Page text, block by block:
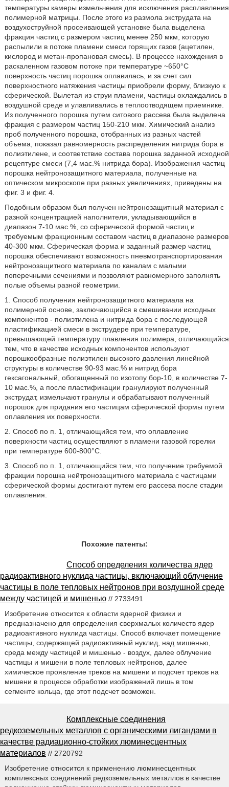
температуры камеры измельчения для исключения расплавления
полимерной матрицы. После этого из размола экструдата на
воздухоструйной просеивающей установке была выделена
фракция частиц с размером частиц менее 250 мкм, которую
распылили в потоке пламени смеси горящих газов (ацетилен,
кислород и метан-пропановая смесь). В процессе нахождения в
раскаленном газовом потоке при температуре ~650°С
поверхность частиц порошка оплавилась, и за счет сил
поверхностного натяжения частицы приобрели форму, близкую к
сферической. Вылетая из струи пламени, частицы охлаждались в
воздушной среде и улавливались в теплоотводящем приемнике.
Из полученного порошка путем ситового рассева была выделена
фракция с размером частиц 150-210 мкм. Химический анализ
проб полученного порошка, отобранных из разных частей
объема, показал равномерность распределения нитрида бора в
полиэтилене, и соответствие состава порошка заданной исходной
рецептуре смеси (7,4 мас.% нитрида бора). Изображения частиц
порошка нейтронозащитного материала, полученные на
оптическом микроскопе при разных увеличениях, приведены на
фиг. 3 и фиг. 4.
Подобным образом был получен нейтронозащитный материал с
разной концентрацией наполнителя, укладывающийся в
диапазон 7-10 мас.%, со сферической формой частиц и
требуемым фракционным составом частиц в диапазоне размеров
40-300 мкм. Сферическая форма и заданный размер частиц
порошка обеспечивают возможность пневмотранспортирования
нейтронозащитного материала по каналам с малыми
поперечными сечениями и позволяют равномерного заполнять
полые объемы разной геометрии.
1. Способ получения нейтронозащитного материала на
полимерной основе, заключающийся в смешивании исходных
компонентов - полиэтилена и нитрида бора с последующей
пластификацией смеси в экструдере при температуре,
превышающей температуру плавления полимера, отличающийся
тем, что в качестве исходных компонентов используют
порошкообразные полиэтилен высокого давления линейной
структуры в количестве 90-93 мас.% и нитрид бора
гексагональный, обогащенный по изотопу бор-10, в количестве 7-
10 мас.%, а после пластификации гранулируют полученный
экструдат, измельчают гранулы и обрабатывают полученный
порошок для придания его частицам сферической формы путем
оплавления их поверхности.
2. Способ по п. 1, отличающийся тем, что оплавление
поверхности частиц осуществляют в пламени газовой горелки
при температуре 600-800°С.
3. Способ по п. 1, отличающийся тем, что получение требуемой
фракции порошка нейтронозащитного материала с частицами
сферической формы достигают путем его рассева после стадии
оплавления.
Похожие патенты:
Способ определения количества ядер
радиоактивного нуклида частицы, включающий облучение
частицы в поле тепловых нейтронов при воздушной среде
между частицей и мишенью // 2733491
Изобретение относится к области ядерной физики и
предназначено для определения сверхмалых количеств ядер
радиоактивного нуклида частицы. Способ включает помещение
частицы, содержащей радиоактивный нуклид, над мишенью,
среда между частицей и мишенью - воздух, далее облучение
частицы и мишени в поле тепловых нейтронов, далее
химическое проявление треков на мишени и подсчет треков на
мишени в процессе обработки изображений лишь в том
сегменте кольца, где этот подсчет возможен.
Комплексные соединения
редкоземельных металлов с органическими лигандами в
качестве радиационно-стойких люминесцентных
материалов // 2720792
Изобретение относится к применению люминесцентных
комплексных соединений редкоземельных металлов в качестве